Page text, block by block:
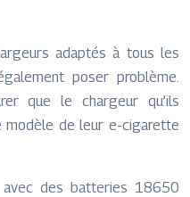
adaptés à tous les
poser problème.
que le chargeur qu’ils
de leur e-cigarette
des batteries 18650